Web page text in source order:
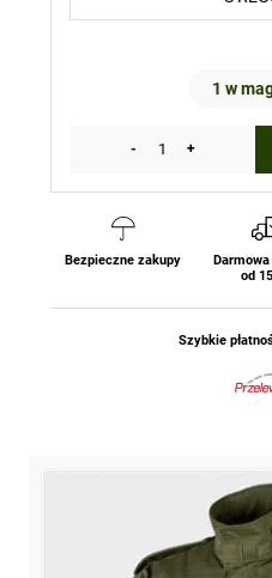
1 w
-
ilość
NyCo
Green
+
Bezpieczne zakupy
od
Szybkie